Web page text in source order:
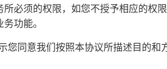
必须的权限，如您不授予相应的权
功能。
您同意我们按照本协议所描述目的和